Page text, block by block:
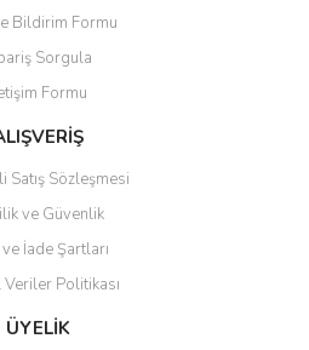
Bildirim Formu
Sorgula
Formu
Satış Sözleşmesi
ve Güvenlik
İade Şartları
Veriler Politikası
ÜYELİK